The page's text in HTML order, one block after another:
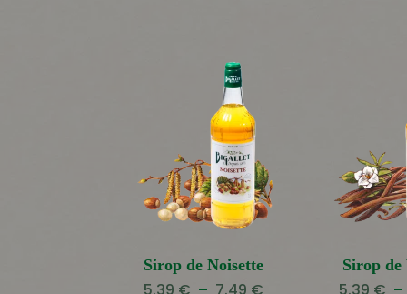
Sirop de Noisette
5.39 € – 7.49 €
Sirop de
5.39 € –